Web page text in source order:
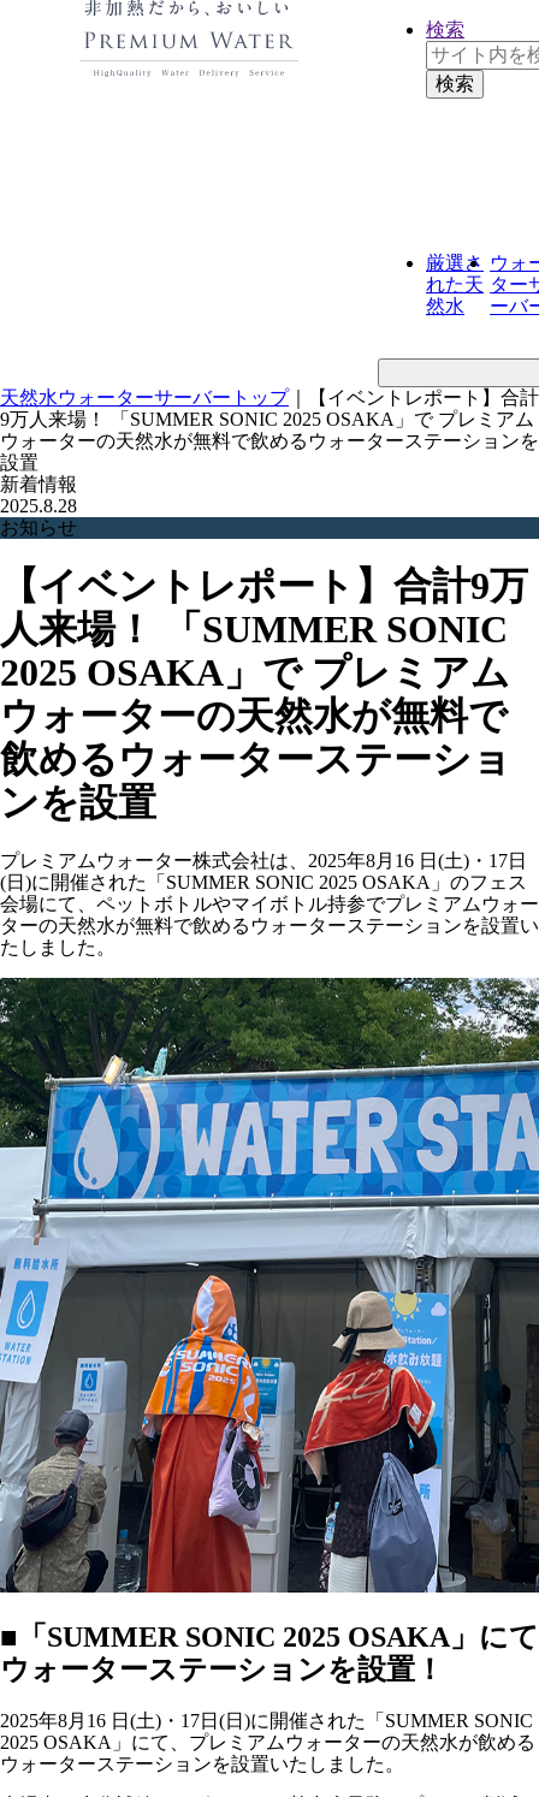
厳選さ
れた天
然水
ウォ
ター
ーバ
検索
天然水ウォーターサーバートップ｜
【イベントレポート】合計
9万人来場！ 「SUMMER SONIC 2025 OSAKA」で プレミアム
ウォーターの天然水が無料で飲めるウォーターステーションを
設置
新着情報
2025.8.28
お知らせ
【イベントレポート】合計9万
人来場！ 「SUMMER SONIC
2025 OSAKA」で プレミアム
ウォーターの天然水が無料で
飲めるウォーターステーショ
ンを設置
プレミアムウォーター株式会社は、2025年8月16 日(土)・17日
(日)に開催された「SUMMER SONIC 2025 OSAKA」のフェス
会場にて、ペットボトルやマイボトル持参でプレミアムウォー
ターの天然水が無料で飲めるウォーターステーションを設置い
たしました。
■「SUMMER SONIC 2025 OSAKA」にて
ウォーターステーションを設置！
2025年8月16 日(土)・17日(日)に開催された「SUMMER SONIC
2025 OSAKA」にて、プレミアムウォーターの天然水が飲める
ウォーターステーションを設置いたしました。